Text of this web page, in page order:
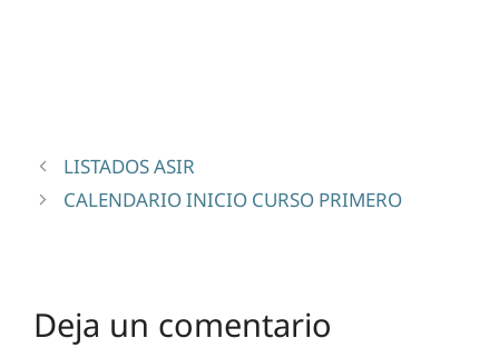
LISTADOS ASIR
CALENDARIO INICIO CURSO PRIMERO
Deja un comentario